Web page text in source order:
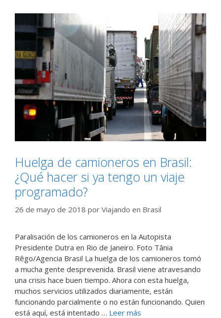
Huelga de camioneros en Brasil:
¿Qué hacer si ya tengo un viaje
programado?
26 de mayo de 2018 por Viajando en Brasil
Paralisación de los camioneros en la Autopista
Presidente Dutra en Rio de Janeiro. Foto Tânia
Rêgo/Agencia Brasil La huelga de los camioneros tomó
a mucha gente desprevenida. Brasil viene atravesando
una crisis hace buen tiempo. Ahora con esta huelga,
muchos servicios utilizados diariamente, están
funcionando parcialmente o no están funcionando. Quien
está aquí, está intentado … Leer más